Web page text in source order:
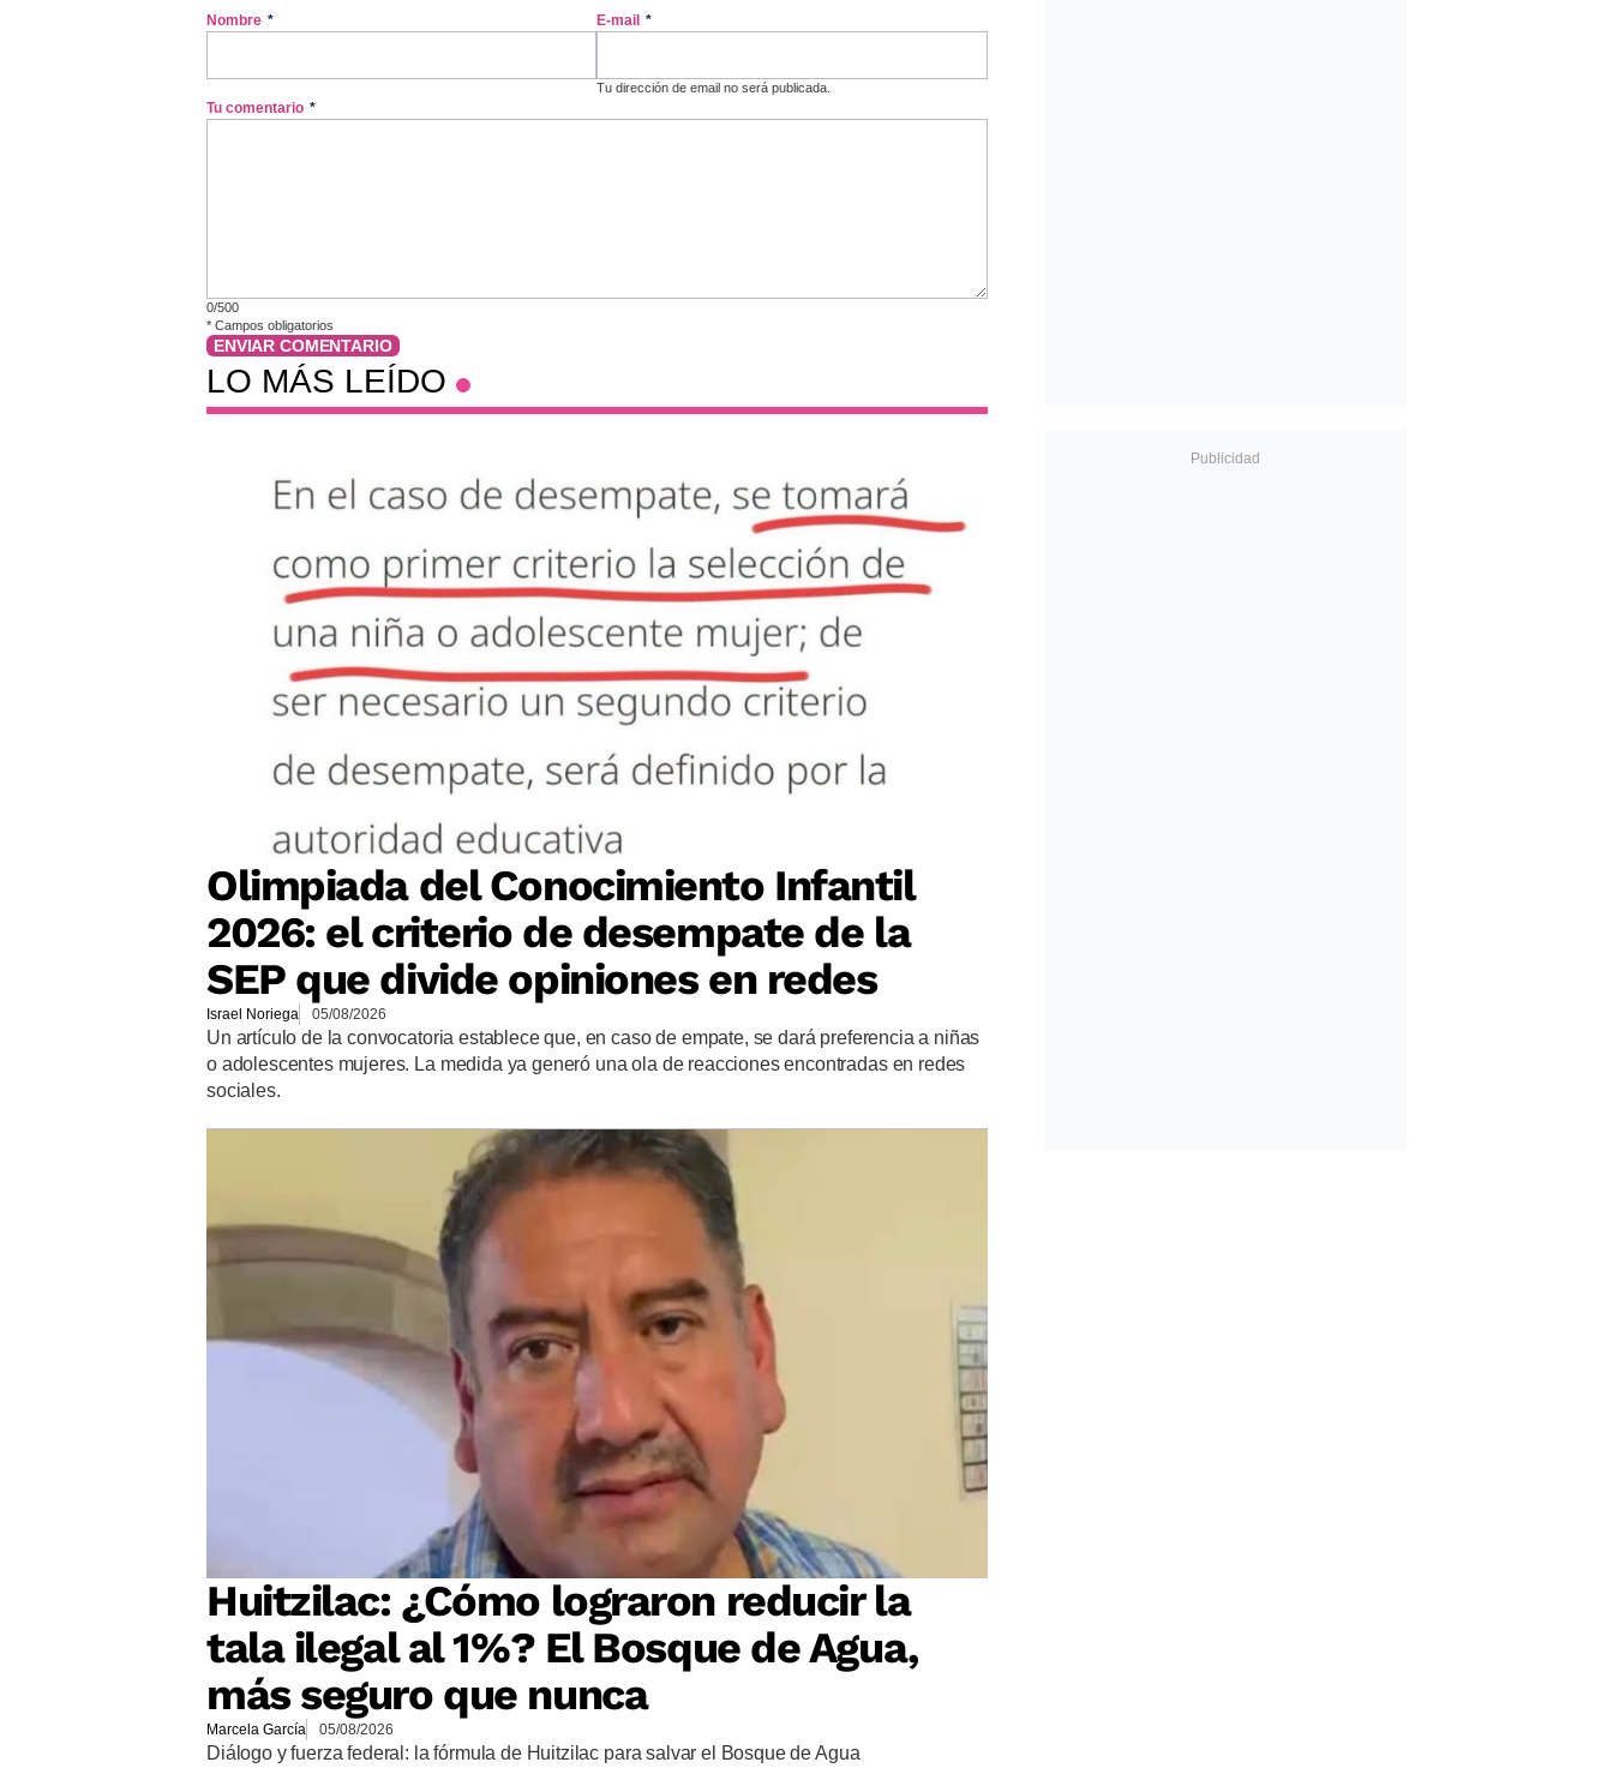
Nombre * E-mail *
Tu dirección de email no será publicada.
Tu comentario *
0/500
* Campos obligatorios
ENVIAR COMENTARIO
LO MÁS LEÍDO
Olimpiada del Conocimiento Infantil
2026: el criterio de desempate de la
SEP que divide opiniones en redes
Israel Noriega 05/08/2026
Un artículo de la convocatoria establece que, en caso de empate, se dará preferencia a niñas
o adolescentes mujeres. La medida ya generó una ola de reacciones encontradas en redes
sociales.
Huitzilac: ¿Cómo lograron reducir la
tala ilegal al 1%? El Bosque de Agua,
más seguro que nunca
Marcela García 05/08/2026
Diálogo y fuerza federal: la fórmula de Huitzilac para salvar el Bosque de Agua